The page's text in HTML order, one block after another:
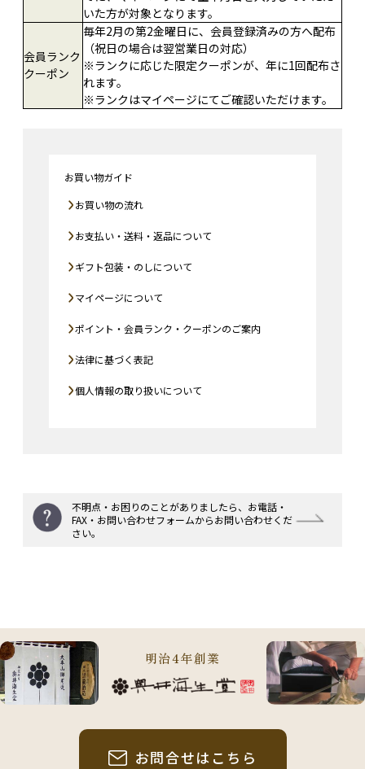
いた方が対象となります。
会員ランク
クーポン
毎年2月の第2金曜日に、会員登録済みの方へ配布
（祝日の場合は翌営業日の対応）
※ランクに応じた限定クーポンが、年に1回配布さ
れます。
※ランクはマイページにてご確認いただけます。
お買い物ガイド
お買い物の流れ
お支払い・送料・返品について
ギフト包装・のしについて
マイページについて
ポイント・会員ランク・クーポンのご案内
法律に基づく表記
個人情報の取り扱いについて
不明点・お困りのことがありましたら、 お電話・
FAX・お問い合わせフォームからお問い合わせくだ
さい。
明治4年創業
お問合せはこちら